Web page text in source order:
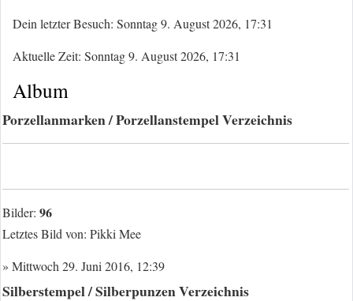
Dein letzter Besuch: Sonntag 9. August 2026, 17:31
Aktuelle Zeit: Sonntag 9. August 2026, 17:31
Album
Porzellanmarken / Porzellanstempel Verzeichnis
Bilder: 96
Letztes Bild von: Pikki Mee
» Mittwoch 29. Juni 2016, 12:39
Silberstempel / Silberpunzen Verzeichnis